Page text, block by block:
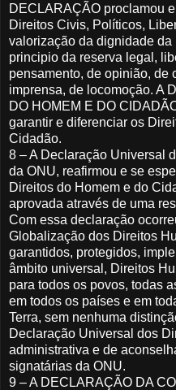
DECLARAÇÃO proclamou
Direitos Civis, Políticos,
valorização da dignidade
principio da reserva legal,
pensamento, de opinião, de
imprensa, de locomoção. A
DO HOMEM E DO
garantir e diferenciar os
Cidadão.
8 – A Declaração Universal
da ONU, reafirmou e se
Direitos do Homem e do
aprovada através de uma
Com essa declaração
Globalização dos Direitos
garantidos, protegidos,
âmbito universal, Direitos
para todos os povos, todas
em todos os países e em
Terra, sem nenhuma
Declaração Universal dos
administrativa e de
signatárias da ONU.
9 – A DECLARAÇÃO DA